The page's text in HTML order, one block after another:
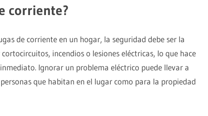
corriente?
de corriente en un hogar, la seguridad debe ser la
incendios o lesiones eléctricas, lo que hace
Ignorar un problema eléctrico puede llevar a
que habitan en el lugar como para la propiedad